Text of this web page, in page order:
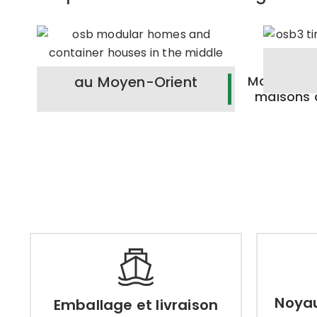
au Moyen-Orient
Maisons
maisons
Emballage et livraison
Emballage et livraison
Comment livrer rapidement et
Afin